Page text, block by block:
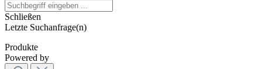
Schließen
Letzte Suchanfrage(n)
Produkte
Powered by